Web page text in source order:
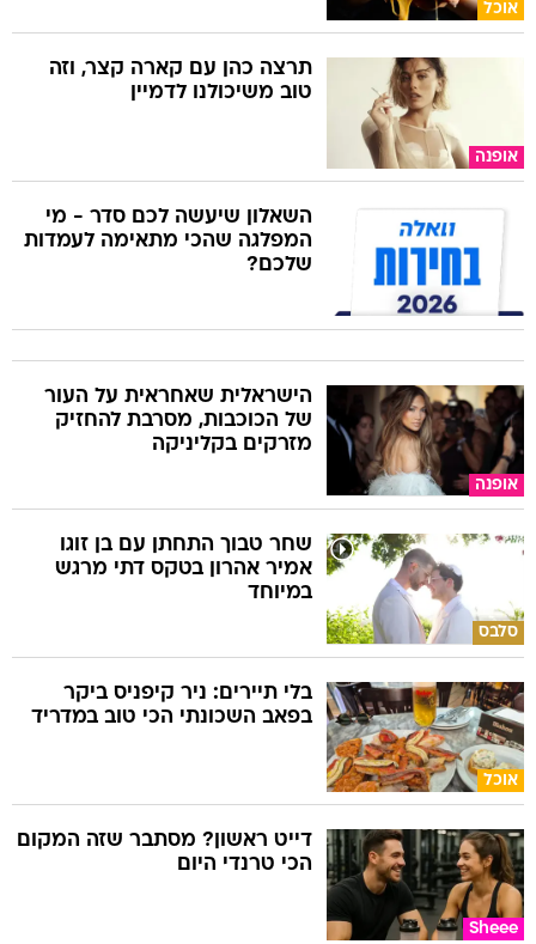
אוכל
אופנה
תרצה כהן עם קארה קצר, וזה
טוב משיכולנו לדמיין
השאלון שיעשה לכם סדר - מי
המפלגה שהכי מתאימה לעמדות
שלכם?
אופנה
הישראלית שאחראית על העור
של הכוכבות, מסרבת להחזיק
מזרקים בקליניקה
סלבס
שחר טבוך התחתן עם בן זוגו
אמיר אהרון בטקס דתי מרגש
במיוחד
אוכל
בלי תיירים: ניר קיפניס ביקר
בפאב השכונתי הכי טוב במדריד
Sheee
דייט ראשון? מסתבר שזה המקום
הכי טרנדי היום